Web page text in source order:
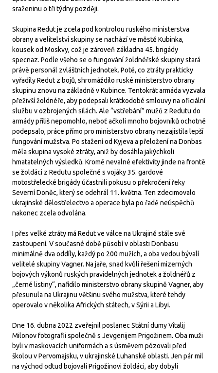
sraženinu o tři týdny později.
Skupina Redut je zcela pod kontrolou ruského ministerstva
obrany a velitelství skupiny se nachází ve městě Kubinka,
kousek od Moskvy, což je zároveň základna 45. brigády
specnaz. Podle všeho se o fungování žoldnéřské skupiny stará
právě personál zvláštních jednotek. Poté, co ztráty prakticky
vyřadily Redut z bojů, shromáždilo ruské ministerstvo obrany
skupinu znovu na základně v Kubince. Tentokrát armáda vyzvala
přeživší žoldnéře, aby podepsali krátkodobé smlouvy na oficiální
službu v ozbrojených silách. Ale “vstřebání” mužů z Redutu do
armády příliš nepomohlo, neboť ačkoli mnoho bojovníků ochotně
podepsalo, práce přímo pro ministerstvo obrany nezajistila lepší
fungování mužstva. Po stažení od Kyjeva a přeložení na Donbas
měla skupina vysoké ztráty, aniž by dosáhla jakýchkoli
hmatatelných výsledků. Kromě nevalné efektivity jinde na frontě
se žoldáci z Redutu společně s vojáky 35. gardové
motostřelecké brigády účastnili pokusu o překročení řeky
Severní Doněc, který se odehrál 11. května. Ten zdecimovalo
ukrajinské dělostřelectvo a operace byla po řadě neúspěchů
nakonec zcela odvolána.
I přes velké ztráty má Redut ve válce na Ukrajině stále své
zastoupení. V současné době působí v oblasti Donbasu
minimálně dva oddíly, každý po 200 mužích, a oba vedou bývalí
velitelé skupiny Vagner. Na jaře, snad kvůli řešení mizerných
bojových výkonů ruských pravidelných jednotek a žoldnéřů z
„černé listiny“, nařídilo ministerstvo obrany skupině Vagner, aby
přesunula na Ukrajinu většinu svého mužstva, které tehdy
operovalo v několika Afrických státech, v Sýrii a Libyi.
Dne 16. dubna 2022 zveřejnil poslanec Státní dumy Vitalij
Milonov fotografii společně s Jevgenijem Prigožinem. Oba muži
byli v maskovacích uniformách a s úsměvem pózovali před
školou v Pervomajsku, v ukrajinské Luhanské oblasti. Jen pár mil
na východ odtud bojovali Prigožinovi žoldáci, aby dobyli